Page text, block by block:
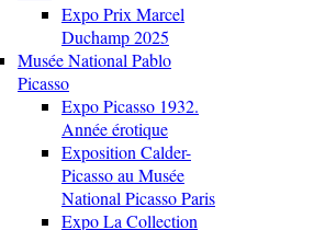
Expo Prix Marcel
Duchamp 2025
Musée National Pablo
Picasso
Expo Picasso 1932.
Année érotique
Exposition Calder-
Picasso au Musée
National Picasso Paris
Expo La Collection